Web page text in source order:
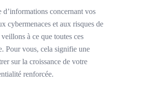
d’informations concernant vos
cybermenaces et aux risques de
à ce que toutes ces
Pour vous, cela signifie une
sur la croissance de votre
renforcée.